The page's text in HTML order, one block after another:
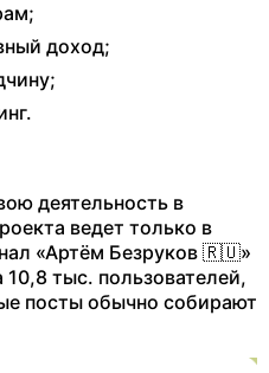
доход;
деятельность в
ведет только в
«Артём Безруков 🇷🇺»
тыс. пользователей,
посты обычно собирают